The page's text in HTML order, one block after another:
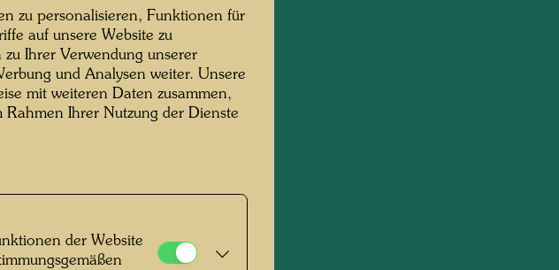
zu personalisieren, Funktionen für
auf unsere Website zu
Ihrer Verwendung unserer
und Analysen weiter. Unsere
mit weiteren Daten zusammen,
Ihrer Nutzung der Dienste
der Website